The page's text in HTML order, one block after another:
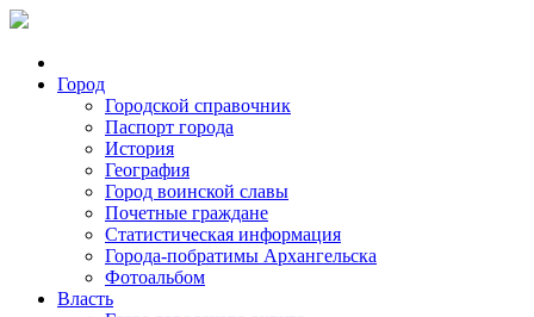
Город
Городской справочник
Паспорт города
История
География
Город воинской славы
Почетные граждане
Статистическая информация
Города-побратимы Архангельска
Фотоальбом
Власть